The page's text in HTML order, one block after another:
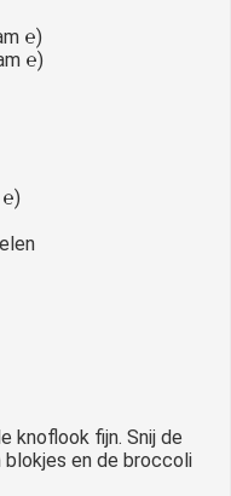
℮)
℮)
knoflook fijn. Snij de
en de broccoli